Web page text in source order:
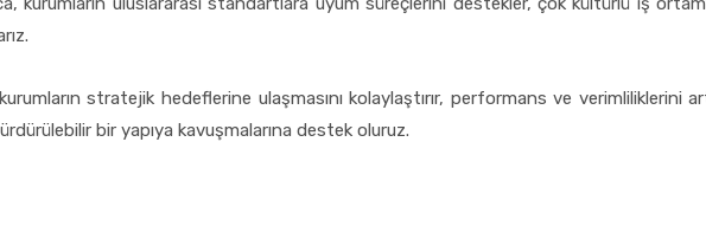
stratejik hedeflerine ulaşmasını kolaylaştırır, performans ve verimliliklerini
bir yapıya kavuşmalarına destek oluruz.